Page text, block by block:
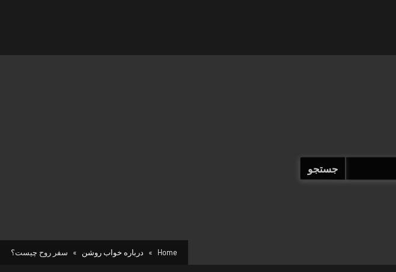
Home درباره خواب روشن سفر روح چیست؟